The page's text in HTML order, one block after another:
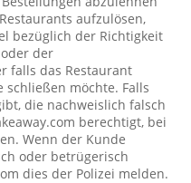
aufzulösen,
bezüglich der Richtigkeit
der
falls das Restaurant
möchte. Falls
die nachweislich falsch
berechtigt, bei
Wenn der Kunde
oder betrügerisch
dies der Polizei melden.